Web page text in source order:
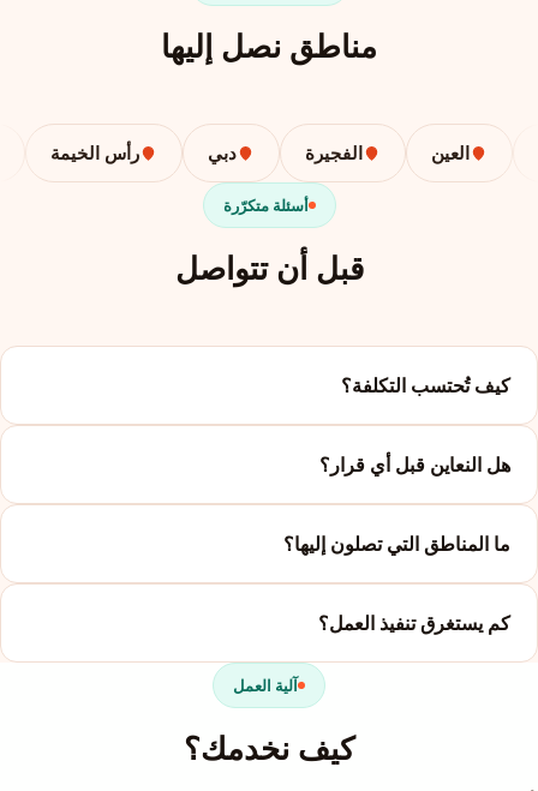
مناطق نصل إليها
العين الفجيرة دبي رأس الخيمة
أسئلة متكرّرة
قبل أن تتواصل
كيف تُحتسب التكلفة؟
هل النعاين قبل أي قرار؟
ما المناطق التي تصلون إليها؟
كم يستغرق تنفيذ العمل؟
آلية العمل
كيف نخدمك؟